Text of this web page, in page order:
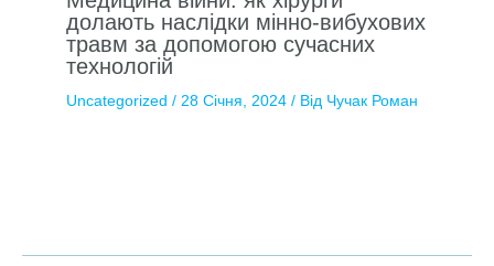
долають наслідки мінно-вибухових
травм за допомогою сучасних
технологій
Uncategorized / 28 Січня, 2024 / Від Чучак Роман